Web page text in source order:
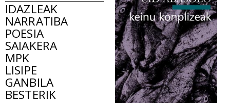
IDAZLEAK
NARRATIBA
POESIA
SAIAKERA
MPK
LISIPE
GANBILA
BESTERIK